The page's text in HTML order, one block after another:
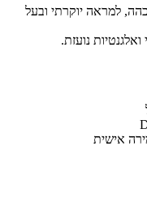
למראה יוקרתי ובעל
נועזת.
אישית